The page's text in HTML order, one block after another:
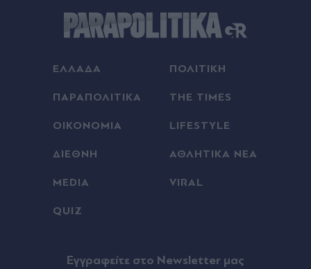
Πριν 30 λεπτά
επιδείκνυε τα γεννητικά του όργανα σε ανήλικες
για τον ίδιο λόγο
Φωτιές: Αυτές είναι οι έξι εβδομάδες που
μελτέμια από την Κυριακή (Πίνακας)
Πριν 31 λεπτά
"Ήταν ένας ανιδιοτελής άνθρωπος, αφιέρωσε τη
ΕΛΛΑΔΑ ΠΟΛΙΤΙΚΗ
ΠΑΡΑΠΟΛΙΤΙΚΑ THE TIMES
ΟΙΚΟΝΟΜΙΑ LIFESTYLE
ΔΙΕΘΝΗ ΑΘΛΗΤΙΚΑ ΝΕΑ
MEDIA VIRAL
QUIZ
Eγγραφείτε στο Newsletter μας